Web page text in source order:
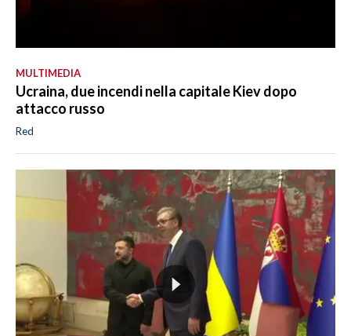
MULTIMEDIA
Ucraina, due incendi nella capitale Kiev dopo
attacco russo
Red